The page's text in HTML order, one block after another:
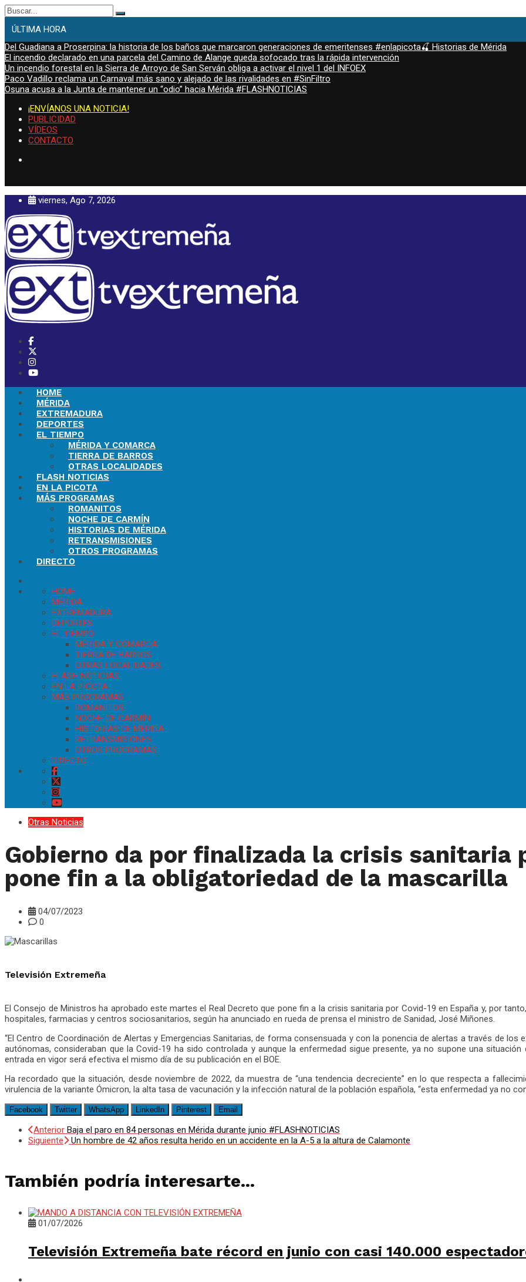
Buscar:
ÚLTIMA HORA
Del Guadiana a Proserpina: la historia de los baños que marcaron generaciones de emeritenses #enlapicota🍒 Historias de Mérida
El incendio declarado en una parcela del Camino de Alange queda sofocado tras la rápida intervención
Un incendio forestal en la Sierra de Arroyo de San Serván obliga a activar el nivel 1 del INFOEX
Paco Vadillo reclama un Carnaval más sano y alejado de las rivalidades en #SinFiltro
Osuna acusa a la Junta de mantener un “odio” hacia Mérida #FLASHNOTICIAS
¡ENVÍANOS UNA NOTICIA!
PUBLICIDAD
VÍDEOS
CONTACTO
viernes, Ago 7, 2026
HOME
MÉRIDA
EXTREMADURA
DEPORTES
EL TIEMPO
MÉRIDA Y COMARCA
TIERRA DE BARROS
OTRAS LOCALIDADES
FLASH NOTICIAS
EN LA PICOTA
MÁS PROGRAMAS
ROMANITOS
NOCHE DE CARMÍN
HISTORIAS DE MÉRIDA
RETRANSMISIONES
OTROS PROGRAMAS
DIRECTO
HOME
MÉRIDA
EXTREMADURA
DEPORTES
EL TIEMPO
MÉRIDA Y COMARCA
TIERRA DE BARROS
OTRAS LOCALIDADES
FLASH NOTICIAS
EN LA PICOTA
MÁS PROGRAMAS
ROMANITOS
NOCHE DE CARMÍN
HISTORIAS DE MÉRIDA
RETRANSMISIONES
OTROS PROGRAMAS
DIRECTO
Otras Noticias
Gobierno da por finalizada la crisis sanitaria
pone fin a la obligatoriedad de la mascarilla
04/07/2023
0
Televisión Extremeña
El Consejo de Ministros ha aprobado este martes el Real Decreto que pone fin a la crisis sanitaria por Covid-19 en España y, por
hospitales, farmacias y centros sociosanitarios, según ha anunciado en rueda de prensa el ministro de Sanidad, José Miñones.
“El Centro de Coordinación de Alertas y Emergencias Sanitarias, de forma consensuada y con la ponencia de alertas a través de
autónomas, consideraban que la Covid-19 ha sido controlada y aunque la enfermedad sigue presente, ya no supone una
entrada en vigor será efectiva el mismo día de su publicación en el BOE.
Ha recordado que la situación, desde noviembre de 2022, da muestra de “una tendencia decreciente” en lo que respecta a
virulencia de la variante Ómicron, la alta tasa de vacunación y la infección natural de la población española, “esta enfermedad ya no
Facebook Twitter WhatsApp LinkedIn Pinterest Email
Anterior Baja el paro en 84 personas en Mérida durante junio #FLASHNOTICIAS
Siguiente
Un hombre de 42 años resulta herido en un accidente en la A-5 a la altura de Calamonte
También podría interesarte...
01/07/2026
Televisión Extremeña bate récord en junio con casi 140.000